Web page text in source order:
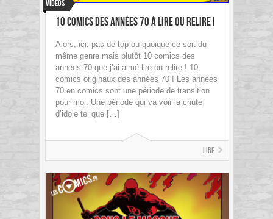
Videos
10 comics des années 70 à lire ou relire !
Alors, ici, pas de top ou quoique ce soit du
même genre mais plutôt 10 comics des
années 70 que j’ai aimé lire ou relire ! 10
comics originaux des années 70 ! Les années
70 en comics sont une période de transition
pour moi. Une période qui va voir la chute
d’idole tel que […]
Lire